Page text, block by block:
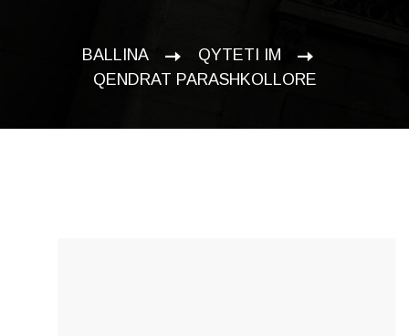
BALLINA
QYTETI IM
QENDRAT PARASHKOLLORE